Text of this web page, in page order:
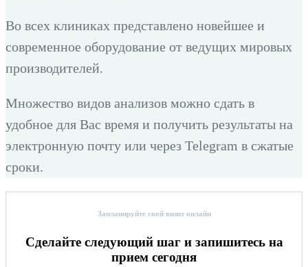
Во всех клиниках представлено новейшее и
современное оборудование от ведущих мировых
производителей.
Множество видов анализов можно сдать в
удобное для Вас время и получить результаты на
электронную почту или через Telegram в сжатые
сроки.
Запланируйте свой визит онлайн
Сделайте следующий шаг и запишитесь на
прием сегодня